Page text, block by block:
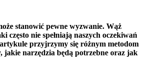
stanowić pewne wyzwanie. Wąż
często nie spełniają naszych oczekiwań
przyjrzymy się różnym metodom
jakie narzędzia będą potrzebne oraz jak